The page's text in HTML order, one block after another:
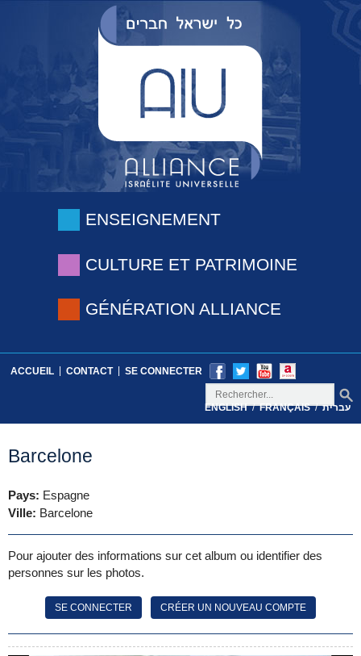
ENSEIGNEMENT
CULTURE ET PATRIMOINE
GÉNÉRATION ALLIANCE
ACCUEIL | CONTACT | SE CONNECTER
ENGLISH / FRANÇAIS / עברית
Barcelone
Pays: Espagne
Ville: Barcelone
Pour ajouter des informations sur cet album ou identifier des
personnes sur les photos.
SE CONNECTER CRÉER UN NOUVEAU COMPTE